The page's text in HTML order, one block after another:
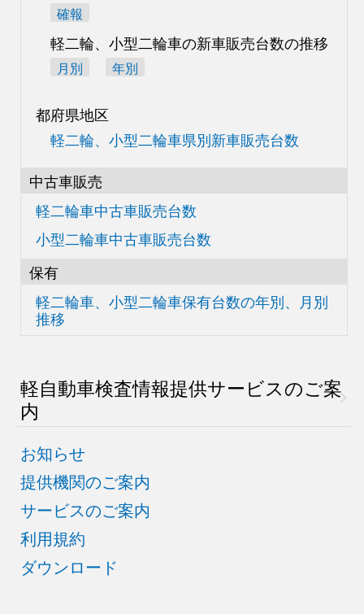
確報
軽二輪、小型二輪車の新車販売台数の推移
月別 年別
都府県地区
軽二輪、小型二輪車県別新車販売台数
中古車販売
軽二輪車中古車販売台数
小型二輪車中古車販売台数
保有
軽二輪車、小型二輪車保有台数の年別、月別
推移
軽自動車検査情報提供サービスのご案
内
お知らせ
提供機関のご案内
サービスのご案内
利用規約
ダウンロード